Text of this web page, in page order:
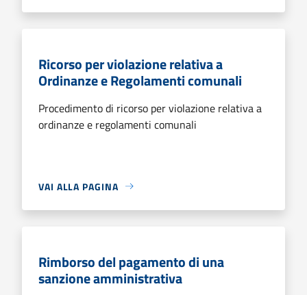
Ricorso per violazione relativa a
Ordinanze e Regolamenti comunali
Procedimento di ricorso per violazione relativa a
ordinanze e regolamenti comunali
VAI ALLA PAGINA
Rimborso del pagamento di una
sanzione amministrativa